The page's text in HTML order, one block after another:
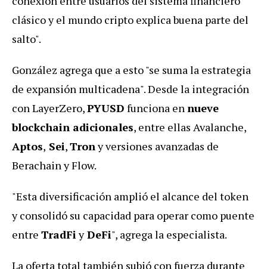
clásico y el mundo cripto explica buena parte del
salto".
González agrega que a esto "se suma la estrategia
de expansión multicadena". Desde la integración
con LayerZero,PYUSD funciona ennueve
blockchain adicionales, entre ellas Avalanche,
Aptos, Sei,Trony versiones avanzadas de
Berachain y Flow.
"Esta diversificación amplió el alcance del token
y consolidó su capacidad para operar como puente
entre TradFiyDeFi", agrega la especialista.
La oferta total también subió con fuerza durante